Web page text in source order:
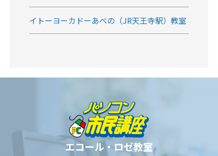
イトーヨーカドーあべの（JR天王寺駅）教室
エコール・ロゼ教室